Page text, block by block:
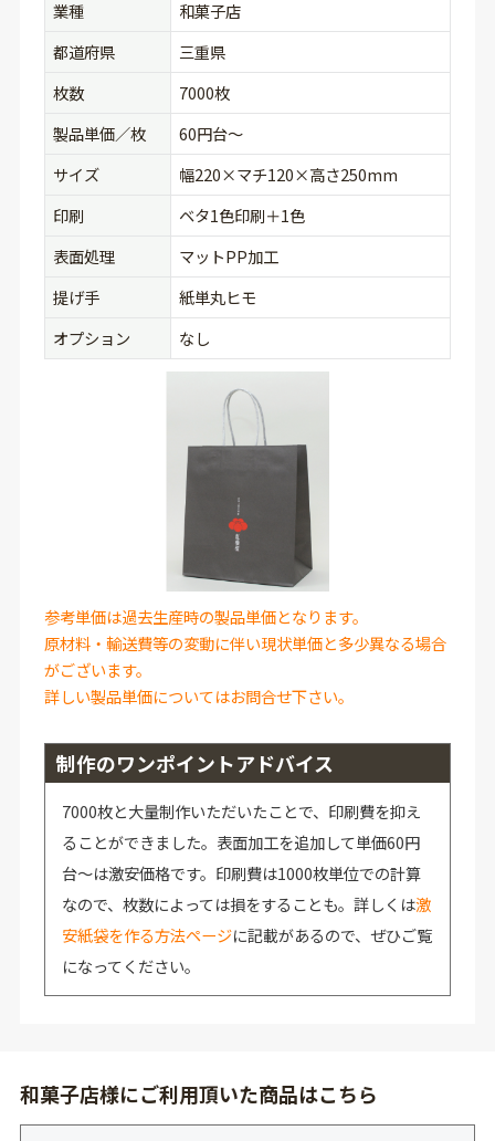
業種
和菓子店
都道府県
三重県
枚数
7000枚
製品単価／枚
60円台〜
サイズ
幅220×マチ120×高さ250mm
印刷
ベタ1色印刷＋1色
表面処理
マットPP加工
提げ手
紙単丸ヒモ
オプション
なし
参考単価は過去生産時の製品単価となります。
原材料・輸送費等の変動に伴い現状単価と多少異なる場合
がございます。
詳しい製品単価についてはお問合せ下さい。
制作のワンポイントアドバイス
7000枚と大量制作いただいたことで、印刷費を抑え
ることができました。表面加工を追加して単価60円
台～は激安価格です。印刷費は1000枚単位での計算
なので、枚数によっては損をすることも。詳しくは激
安紙袋を作る方法ページに記載があるので、ぜひご覧
になってください。
和菓子店様にご利用頂いた商品はこちら